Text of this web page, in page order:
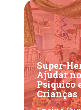
Super-
Ajudar
Psíquico
Crianças